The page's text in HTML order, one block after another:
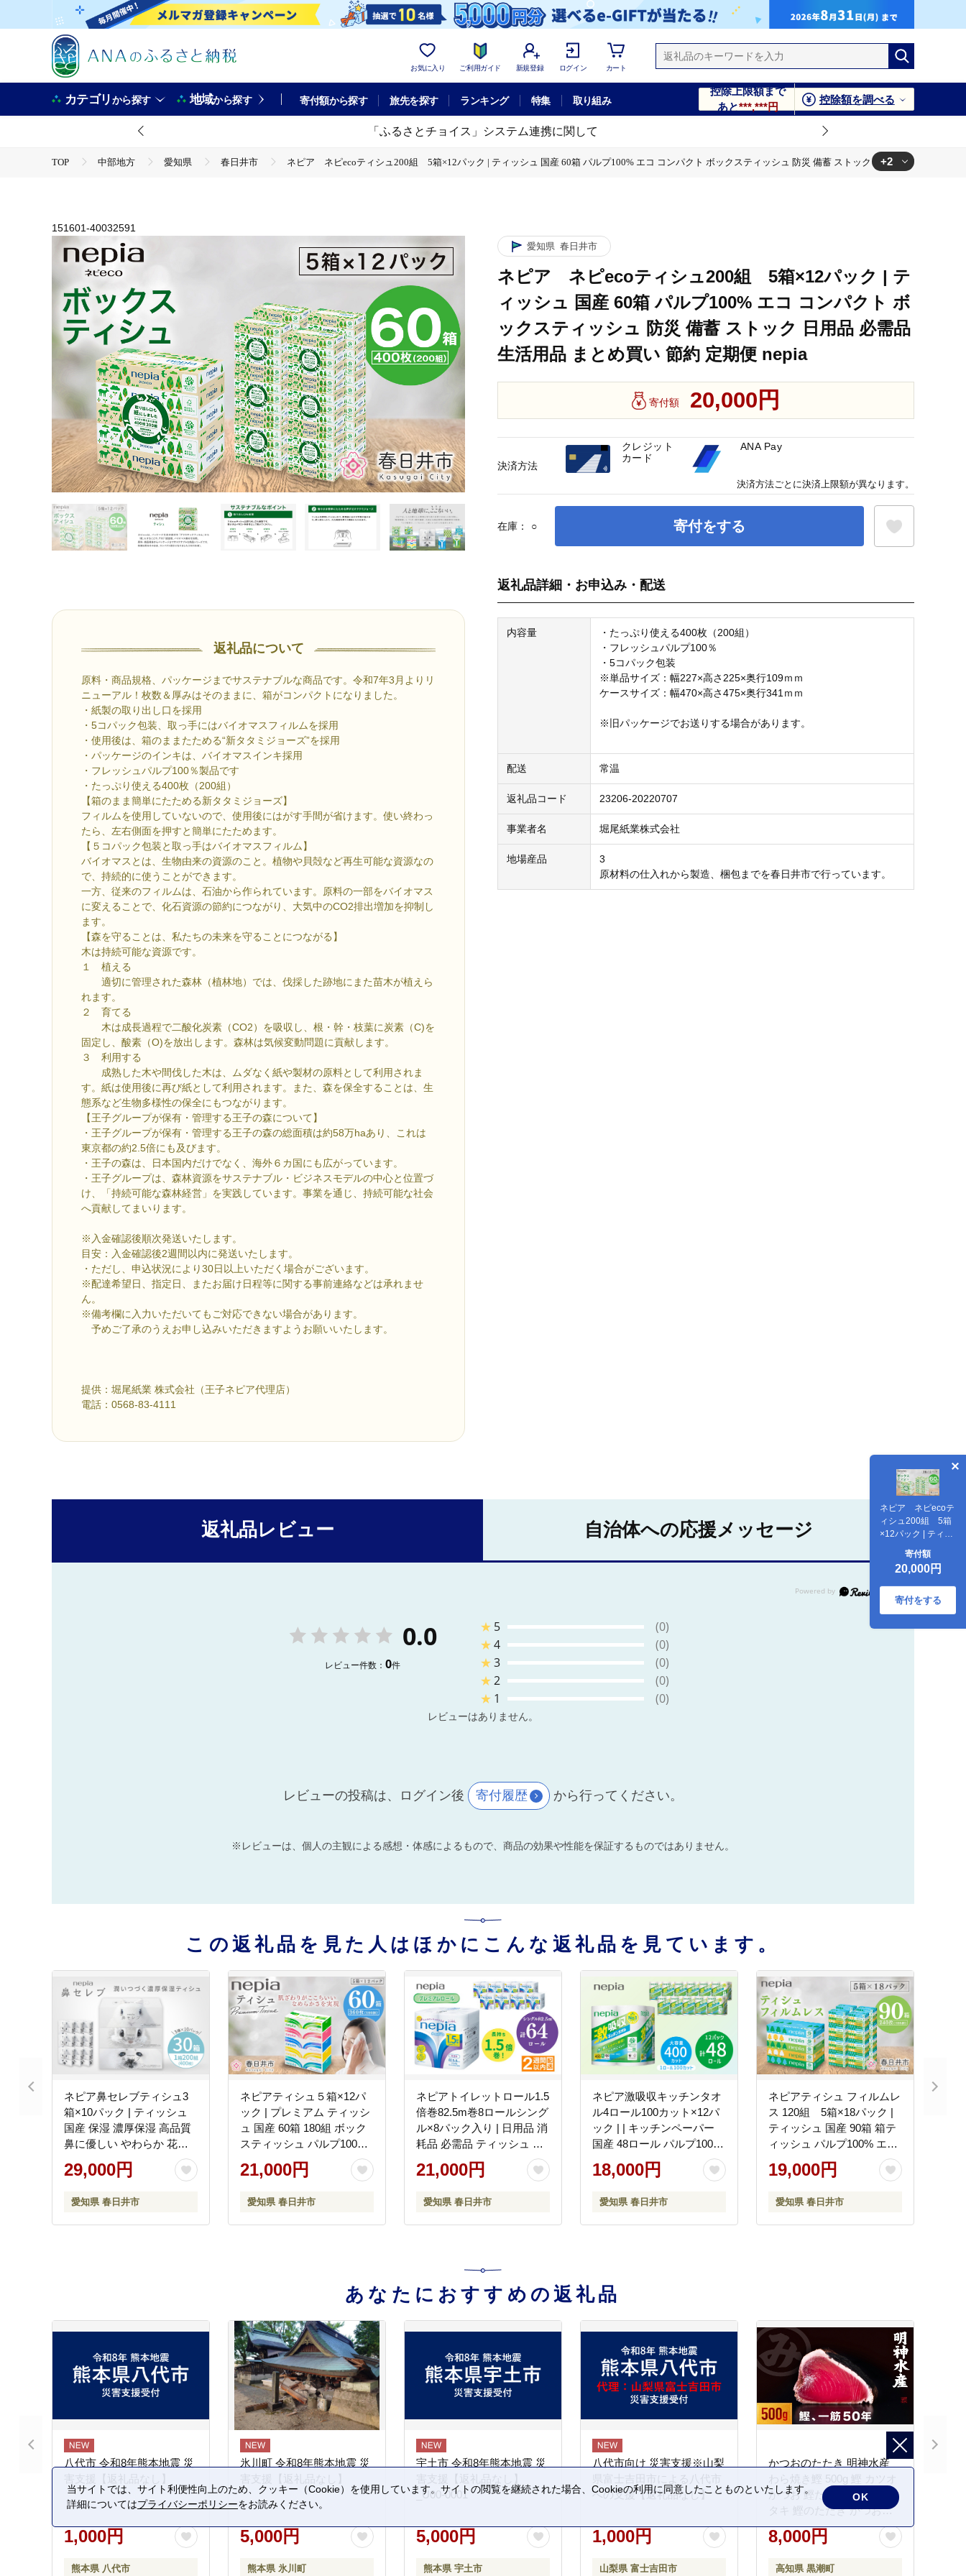
お気に入り ご利用ガイド 新規登録 ログイン カート
カテゴリから探す 地域から探す 寄付額から探す 旅先を探す ランキング 特集 取り組み
控除上限額まで
あと***,***円
控除額を調べる
「ふるさとチョイス」システム連携に関して
TOP 中部地方 愛知県 春日井市
ネピア ネピecoティシュ200組 5箱×12パック | ティッシュ 国産 60箱 パルプ100% エコ コンパクト ボックスティッシュ 防災 備蓄 ストック 日用品 必需品 生活用
+2
151601-40032591
返礼品について
原料・商品規格、パッケージまでサステナブルな商品です。令和7年3月よりリ
ニューアル！枚数＆厚みはそのままに、箱がコンパクトになりました。
・紙製の取り出し口を採用
・5コパック包装、取っ手にはバイオマスフィルムを採用
・使用後は、箱のままたためる“新タタミジョーズ”を採用
・パッケージのインキは、バイオマスインキ採用
・フレッシュパルプ100％製品です
・たっぷり使える400枚（200組）
【箱のまま簡単にたためる新タタミジョーズ】
フィルムを使用していないので、使用後にはがす手間が省けます。使い終わっ
たら、左右側面を押すと簡単にたためます。
【５コパック包装と取っ手はバイオマスフィルム】
バイオマスとは、生物由来の資源のこと。植物や貝殻など再生可能な資源なの
で、持続的に使うことができます。
一方、従来のフィルムは、石油から作られています。原料の一部をバイオマス
に変えることで、化石資源の節約につながり、大気中のCO2排出増加を抑制し
ます。
【森を守ることは、私たちの未来を守ることにつながる】
木は持続可能な資源です。
１ 植える
適切に管理された森林（植林地）では、伐採した跡地にまた苗木が植えら
れます。
２ 育てる
木は成長過程で二酸化炭素（CO2）を吸収し、根・幹・枝葉に炭素（C)を
固定し、酸素（O)を放出します。森林は気候変動問題に貢献します。
３ 利用する
成熟した木や間伐した木は、ムダなく紙や製材の原料として利用されま
す。紙は使用後に再び紙として利用されます。また、森を保全することは、生
態系など生物多様性の保全にもつながります。
【王子グループが保有・管理する王子の森について】
・王子グループが保有・管理する王子の森の総面積は約58万haあり、これは
東京都の約2.5倍にも及びます。
・王子の森は、日本国内だけでなく、海外６カ国にも広がっています。
・王子グループは、森林資源をサステナブル・ビジネスモデルの中心と位置づ
け、「持続可能な森林経営」を実践しています。事業を通じ、持続可能な社会
へ貢献してまいります。
※入金確認後順次発送いたします。
目安：入金確認後2週間以内に発送いたします。
・ただし、申込状況により30日以上いただく場合がございます。
※配達希望日、指定日、またお届け日程等に関する事前連絡などは承れませ
ん。
※備考欄に入力いただいてもご対応できない場合があります。
予めご了承のうえお申し込みいただきますようお願いいたします。
提供：堀尾紙業 株式会社（王子ネピア代理店）
電話：0568-83-4111
愛知県 春日井市
ネピア ネピecoティシュ200組 5箱×12パック | テ
ィッシュ 国産 60箱 パルプ100% エコ コンパクト ボ
ックスティッシュ 防災 備蓄 ストック 日用品 必需品
生活用品 まとめ買い 節約 定期便 nepia
寄付額 20,000円
在庫： ○ 寄付をする
ネピア ネピecoテ
ィシュ200組 5箱
×12パック | ティッ
シュ 国産 60箱 パ
ルプ100% エコ コ
ンパクト ボックス
ティッシュ 防災 備
蓄 ストック 日用品
必需品 生活用品 ま
寄付額
20,000円
寄付をする
返礼品詳細・お申込み・配送
内容量
・たっぷり使える400枚（200組）
・フレッシュパルプ100％
・5コパック包装
※単品サイズ：幅227×高さ225×奥行109ｍｍ
ケースサイズ：幅470×高さ475×奥行341ｍｍ
※旧パッケージでお送りする場合があります。
配送 常温
返礼品コード 23206-20220707
事業者名 堀尾紙業株式会社
地場産品
3
原材料の仕入れから製造、梱包までを春日井市で行っています。
決済方法
クレジット
カード
ANA Pay
決済方法ごとに決済上限額が異なります。
返礼品レビュー 自治体への応援メッセージ
0.0
レビュー件数： 0件
★ 5
(0)
★4
(0)
★3
(0)
★2
(0)
★ 1 (0)
レビューはありません。
レビューの投稿は、ログイン後 寄付履歴 から行ってください。
※レビューは、個人の主観による感想・体感によるもので、商品の効果や性能を保証するものではありません。
この返礼品を見た人はほかにこんな返礼品を見ています。
ネピア鼻セレブティシュ3
箱×10パック | ティッシュ
国産 保湿 濃厚保湿 高品質
鼻に優しい やわらか 花粉
鼻炎 風邪 防災 備蓄 ストッ
ク 日用品 消耗品 必需品 生
期便 nepia
29,000円
愛知県 春日井市
ネピアティシュ５箱×12パ
ック | プレミアム ティッシ
ュ 国産 60箱 180組 ボック
スティッシュ パルプ100%
高品質 やわらか 新生活 防
災 備蓄 ストック 日用品 消
め買い 節約 定期便 nepia
21,000円
愛知県 春日井市
ネピアトイレットロール1.5
倍巻82.5m巻8ロールシング
ル×8パック入り | 日用品 消
耗品 必需品 ティッシュ ト
イレットペーパー トイレッ
トロール シングル 無香料
備蓄 まとめ買い 全国 発送
一人暮らし nepia ネピア
21,000円
愛知県 春日井市
ネピア激吸収キッチンタオ
ル4ロール100カット×12パ
ック | | キッチンペーパー
国産 48ロール パルプ100%
厚手 破れにくい 料理 掃除
防災 備蓄 ストック 日用品
節約 定期便 nepia
18,000円
愛知県 春日井市
ネピアティシュ フィルムレ
ス 120組 5箱×18パック |
ティッシュ 国産 90箱 箱テ
ィッシュ パルプ100% エコ
分別不要 防災 備蓄 ストッ
ク 日用品 消耗品 必需品 生
期便 nepia
19,000円
愛知県 春日井市
あなたにおすすめの返礼品
八代市 令和8年熊本地震 災
害支援【返礼品なし】
1,000円
熊本県 八代市
氷川町 令和8年熊本地震 災
害支援【返礼品なし】
5,000円
熊本県 氷川町
宇土市 令和8年熊本地震 災
害支援【返礼品なし】
_U00-0001
5,000円
熊本県 宇土市
八代市向け 災害支援※山梨
県富士吉田市による八代市
への支援【返礼品なし】
1,000円
山梨県 富士吉田市
かつおのたたき 明神水産
わら焼き鰹 500g 鰹 カツオ
かつお 鰹たたき かつおタ
タキ 鰹のたたき かつおの
タタキ 藁焼き わら焼き 魚
さかな 海鮮 刺身 お刺身 冷
8,000円
高知県 黒潮町
当サイトでは、サイト利便性向上のため、クッキー（Cookie）を使用しています。サイトの閲覧を継続された場合、Cookieの利用に同意したことものといたします。
詳細についてはプライバシーポリシーをお読みください。
OK